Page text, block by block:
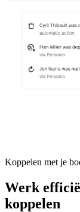
Koppelen met je
Werk
koppelen